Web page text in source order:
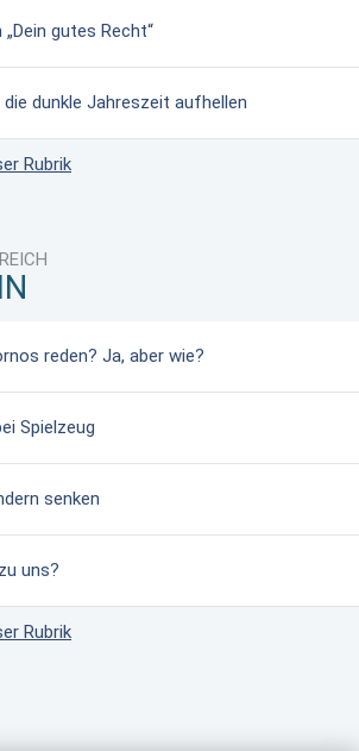
gutes Recht“
dunkle Jahreszeit aufhellen
Rubrik
reden? Ja, aber wie?
Spielzeug
senken
uns?
Rubrik